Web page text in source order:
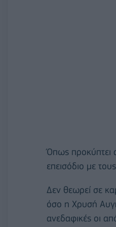
Όπως προκύπτει
επεισόδιο με
Δεν θεωρεί σε
όσο η Χρυσή
ανεδαφικές οι